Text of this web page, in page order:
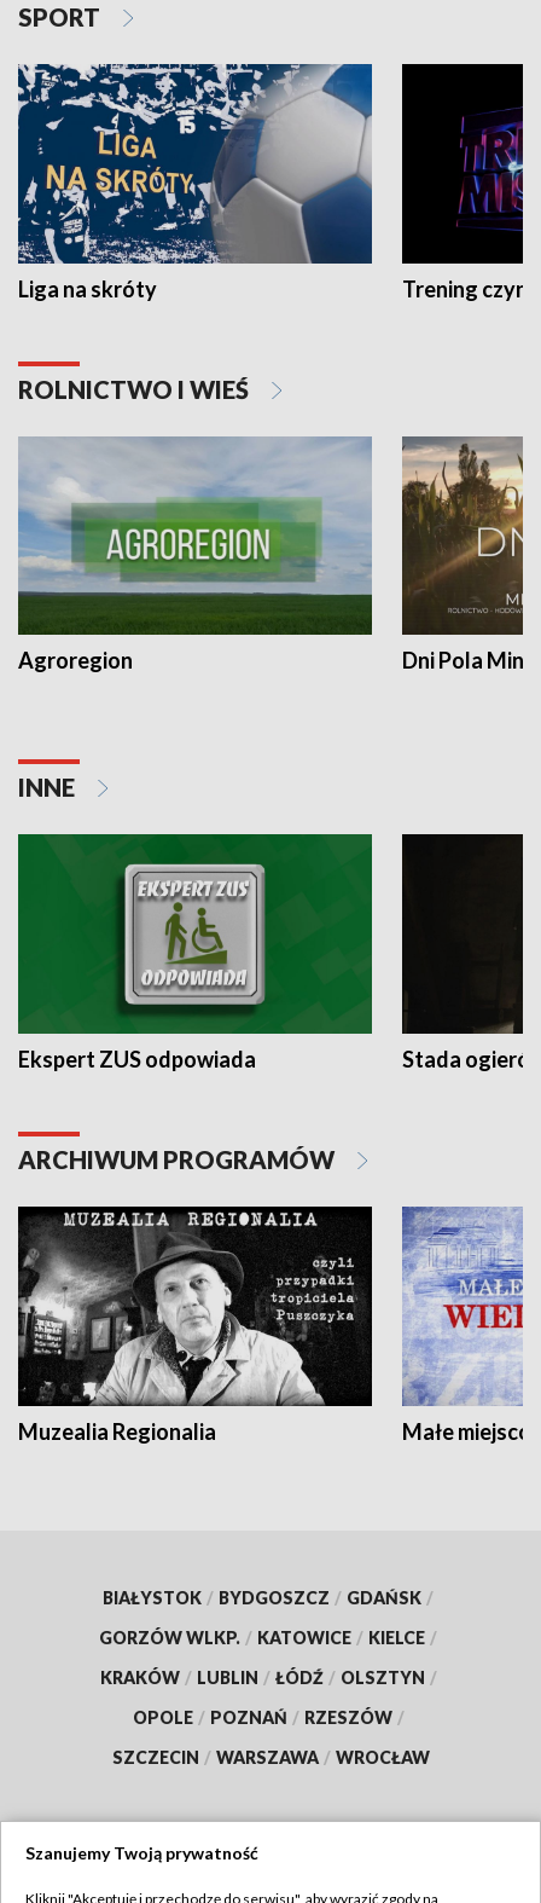
SPORT
Liga na skróty Trening czyni
ROLNICTWO I WIEŚ
Agroregion Dni Pola
INNE
Ekspert ZUS odpowiada Stada
ARCHIWUM PROGRAMÓW
Muzealia Regionalia Małe
BIAŁYSTOK / BYDGOSZCZ / GDAŃSK /
GORZÓW WLKP. / KATOWICE / KIELCE /
KRAKÓW / LUBLIN / ŁÓDŹ / OLSZTYN /
OPOLE / POZNAŃ / RZESZÓW /
SZCZECIN / WARSZAWA / WROCŁAW
Szanujemy Twoją prywatność
Kliknij "Akceptuję i przechodzę do serwisu", aby wyrazić zgody na